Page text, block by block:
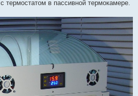
с термостатом в пассивной термокамере.